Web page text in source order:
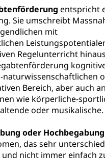
entspricht
Sie umschreibt
mit
Regelunterricht
naturwissenschaftlichen
Bereich, aber auch
wie körperliche-
oder musikalische.
oder Hochbegabung
das sehr
nicht immer einfach
Opferhilfe
(WAS
(WAS
Soziale Sicherheit
Sucht Region Luzern
Drogen (Polizei)
Sucht
Spital,
AVOS, Patientendossier
Witwenrente,
Vorsorgeeinrichtung,
Säule, zweite Säule, dritte
Altersvorsorge,
(WAS